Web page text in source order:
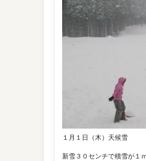
１月１日（木）天候雪
新雪３０センチで積雪が１